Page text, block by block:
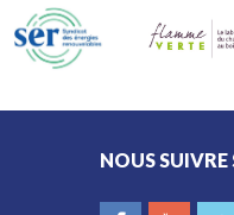
NOUS SUIVRE